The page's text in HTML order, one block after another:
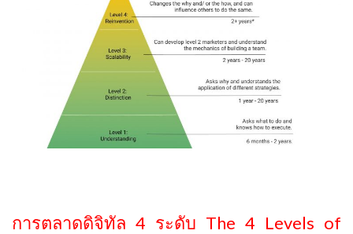
การตลาดดิจิทัล 4 ระดับ The 4 Levels of